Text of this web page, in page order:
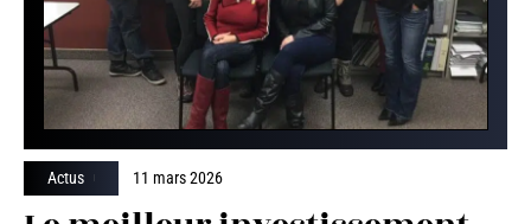
Actus 11 mars 2026